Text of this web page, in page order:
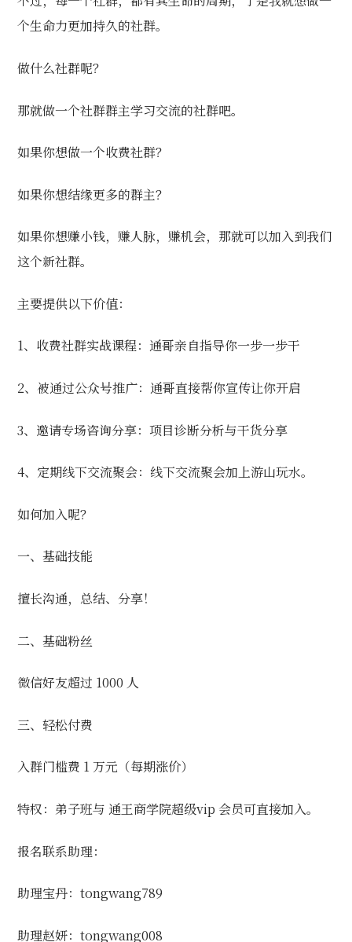
个生命力更加持久的社群。
做什么社群呢？
那就做一个社群群主学习交流的社群吧。
如果你想做一个收费社群？
如果你想结缘更多的群主？
如果你想赚小钱，赚人脉，赚机会，那就可以加入到我们
这个新社群。
主要提供以下价值：
1、收费社群实战课程：通哥亲自指导你一步一步干
2、被通过公众号推广：通哥直接帮你宣传让你开启
3、邀请专场咨询分享：项目诊断分析与干货分享
4、定期线下交流聚会：线下交流聚会加上游山玩水。
如何加入呢？
一、基础技能
擅长沟通，总结、分享！
二、基础粉丝
微信好友超过 1000 人
三、轻松付费
入群门槛费 1 万元（每期涨价）
特权：弟子班与 通王商学院超级vip 会员可直接加入。
报名联系助理：
助理宝丹：tongwang789
助理赵妍：tongwang008